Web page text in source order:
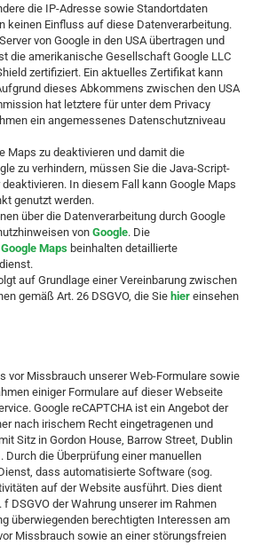
die IP-Adresse sowie Standortdaten
keinen Einfluss auf diese Datenverarbeitung.
von Google in den USA übertragen und
die amerikanische Gesellschaft Google LLC
zertifiziert. Ein aktuelles Zertifikat kann
dieses Abkommens zwischen den USA
hat letztere für unter dem Privacy
ein angemessenes Datenschutzniveau
Maps zu deaktivieren und damit die
zu verhindern, müssen Sie die Java-Script-
In diesem Fall kann Google Maps
genutzt werden.
über die Datenverarbeitung durch Google
von Google. Die
Google Maps beinhalten detaillierte
auf Grundlage einer Vereinbarung zwischen
gemäß Art. 26 DSGVO, die Sie hier einsehen
vor Missbrauch unserer Web-Formulare sowie
einiger Formulare auf dieser Webseite
Google reCAPTCHA ist ein Angebot der
nach irischem Recht eingetragenen und
Sitz in Gordon House, Barrow Street, Dublin
Durch die Überprüfung einer manuellen
dass automatisierte Software (sog.
auf der Website ausführt. Dies dient
DSGVO der Wahrung unserer im Rahmen
überwiegenden berechtigten Interessen am
Missbrauch sowie an einer störungsfreien